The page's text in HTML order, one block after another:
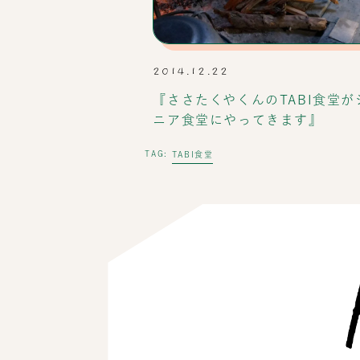
2014.12.22
『ささたくやくんのTABI食堂が
ニア食堂にやってきます』
TAG: TABI食堂